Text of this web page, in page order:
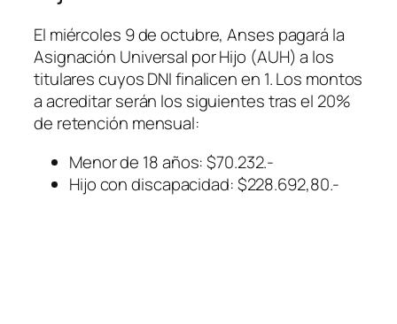
El miércoles 9 de octubre, Anses pagará la
Asignación Universal por Hijo (AUH) a los
titulares cuyos DNI finalicen en 1. Los montos
a acreditar serán los siguientes tras el 20%
de retención mensual:
Menor de 18 años: $70.232.-
Hijo con discapacidad: $228.692,80.-